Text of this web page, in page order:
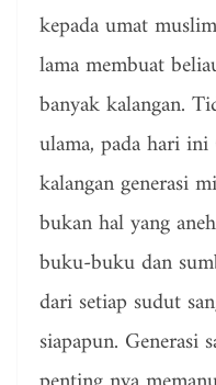
kepada umat
lama membuat
banyak kalangan.
ulama, pada hari
kalangan generasi
bukan hal yang
buku-buku dan
dari setiap sudut
siapapun. Generasi